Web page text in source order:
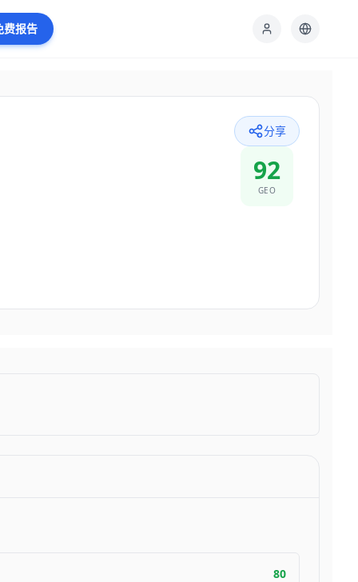
费报告
分享
92
GEO
80